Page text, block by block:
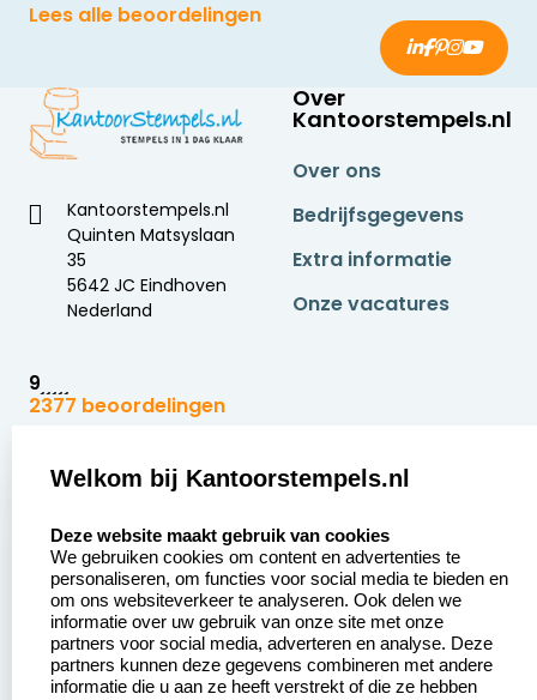
Lees alle beoordelingen
Kantoorstempels.nl
Quinten Matsyslaan
35
5642 JC Eindhoven
Nederland
9
2377 beoordelingen
Over
Kantoorstempels.nl
Over ons
Bedrijfsgegevens
Extra informatie
Onze vacatures
Zakelijk:
Aanvraag op maat
Betaling &
Verzending
Wederverkoper
worden
Klantenservice:
Contact opnemen
Veel gestelde vragen
Retourneren
Herroepingsrecht
Welkom bij Kantoorstempels.nl
Deze website maakt gebruik van cookies
We gebruiken cookies om content en advertenties te
personaliseren, om functies voor social media te bieden en
om ons websiteverkeer te analyseren. Ook delen we
informatie over uw gebruik van onze site met onze
partners voor social media, adverteren en analyse. Deze
partners kunnen deze gegevens combineren met andere
informatie die u aan ze heeft verstrekt of die ze hebben